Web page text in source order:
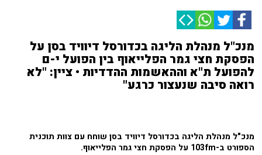
מנכ"ל מנהלת הליגה בכדורסל דיוויד בסן על
הפסקת חצי גמר הפלייאוף בין הפועל י-ם
להפועל ת"א וההאשמות ההדדיות • ציין: "לא
רואה סיבה שנעצור כרגע"
מנכ"ל מנהלת הליגה בכדורסל דיוויד בסן שוחח עם צוות תוכנית
הספורט ב-103fm על הפסקת חצי גמר הפלייאוף.